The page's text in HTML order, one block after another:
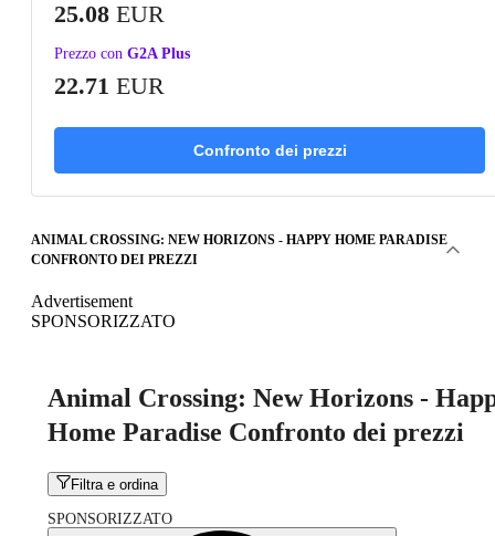
25.08 EUR
Prezzo con G2A Plus
22.71 EUR
Confronto dei prezzi
ANIMAL CROSSING: NEW HORIZONS - HAPPY HOME PARADISE
CONFRONTO DEI PREZZI
Advertisement
SPONSORIZZATO
Animal Crossing: New Horizons -
Home Paradise Confronto dei prezzi
Filtra e ordina
SPONSORIZZATO